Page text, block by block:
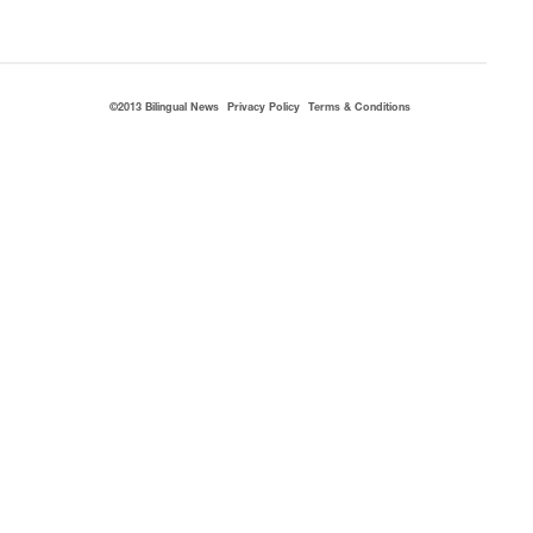
©2013 Bilingual News Privacy Policy Terms & Conditions